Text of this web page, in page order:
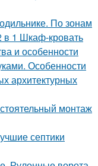
По зонам
в 1 Шкаф-кровать
и особенности
Особенности
архитектурных
монтаж
септики